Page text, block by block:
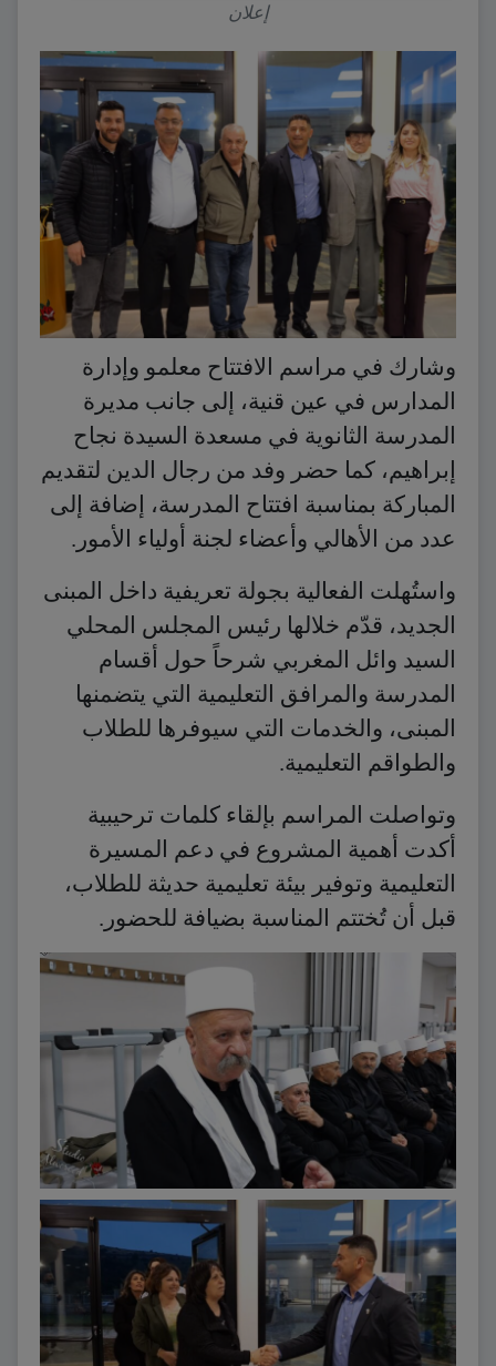
إعلان
وشارك في مراسم الافتتاح معلمو وإدارة
المدارس في عين قنية، إلى جانب مديرة
المدرسة الثانوية في مسعدة السيدة نجاح
إبراهيم، كما حضر وفد من رجال الدين لتقديم
المباركة بمناسبة افتتاح المدرسة، إضافة إلى
عدد من الأهالي وأعضاء لجنة أولياء الأمور.
واستُهلت الفعالية بجولة تعريفية داخل المبنى
الجديد، قدّم خلالها رئيس المجلس المحلي
السيد وائل المغربي شرحاً حول أقسام
المدرسة والمرافق التعليمية التي يتضمنها
المبنى، والخدمات التي سيوفرها للطلاب
والطواقم التعليمية.
وتواصلت المراسم بإلقاء كلمات ترحيبية
أكدت أهمية المشروع في دعم المسيرة
التعليمية وتوفير بيئة تعليمية حديثة للطلاب،
قبل أن تُختتم المناسبة بضيافة للحضور.